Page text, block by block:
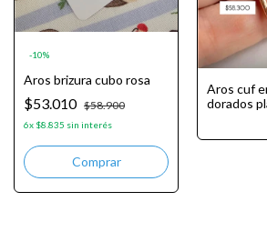
-10%
Aros brizura cubo rosa
$53.010 $58.900
6x $8.835 sin interés
Aros cuf
dorados